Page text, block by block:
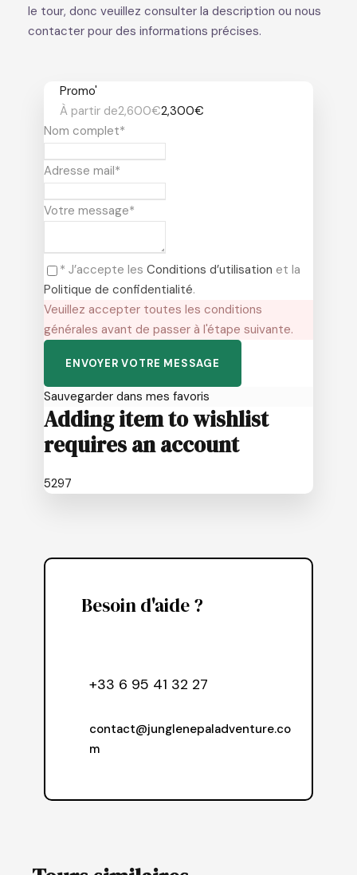
le tour, donc veuillez consulter la description ou nous
contacter pour des informations précises.
Promo'
À partir de2,600€2,300€
Nom complet*
Adresse mail*
Votre message*
* J’accepte les Conditions d’utilisation et la
Politique de confidentialité.
Veuillez accepter toutes les conditions
générales avant de passer à l'étape suivante.
Sauvegarder dans mes favoris
Adding item to wishlist
requires an account
5297
Besoin d'aide ?
+33 6 95 41 32 27
contact@junglenepaladventure.co
m